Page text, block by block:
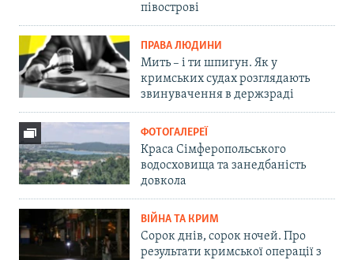
півострові
ПРАВА ЛЮДИНИ
Мить – і ти шпигун. Як у
кримських судах розглядають
звинувачення в держзраді
ФОТОГАЛЕРЕЇ
Краса Сімферопольського
водосховища та занедбаність
довкола
ВІЙНА ТА КРИМ
Сорок днів, сорок ночей. Про
результати кримської операції з